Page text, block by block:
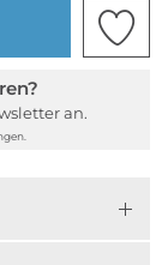
an.